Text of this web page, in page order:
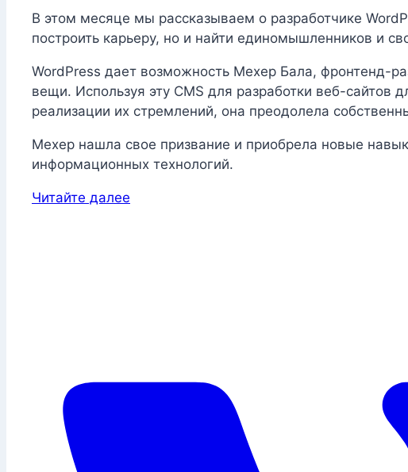
В этом месяце мы рассказываем о разработчике
построить карьеру, но и найти единомышленников и
WordPress дает возможность Мехер Бала, фронтенд-
вещи. Используя эту CMS для разработки веб-сайтов
реализации их стремлений, она преодолела
Мехер нашла свое призвание и приобрела новые
информационных технологий.
Читайте далее